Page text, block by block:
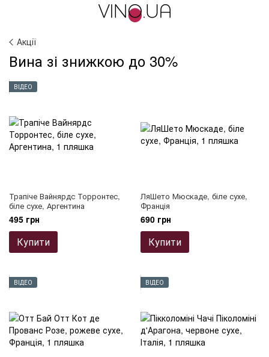
Акції
Вина зі знижкою до 30%
ВІДЕО
Трапіче Вайнярдс Торронтес,
біле сухе, Аргентина
495 грн
Купити
ЛяШето Мюскаде, біле сухе,
Франція
690 грн
Купити
ВІДЕО ВІДЕО